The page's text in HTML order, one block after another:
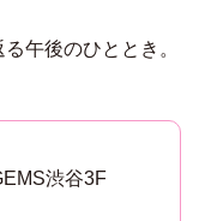
午後のひととき。
渋谷3F